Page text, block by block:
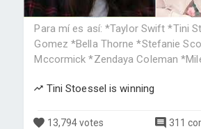
Para mí es así: *Taylor Swift *Tini
Gomez *Bella Thorne *Stefanie
Mccormick *Zendaya Coleman
Tini Stoessel is winning
13,794 votes 311